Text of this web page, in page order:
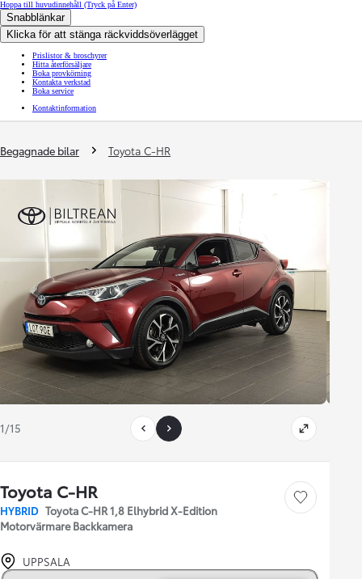
Hoppa till huvudinnehåll (Tryck på Enter)
Snabblänkar
Klicka för att stänga räckviddsöverlägget
Prislistor & broschyrer
Hitta återförsäljare
Boka provkörning
Kontakta verkstad
Boka service
Kontaktinformation
Begagnade bilar Toyota C-HR
1/15
Toyota C-HR
HYBRID Toyota C-HR 1,8 Elhybrid X-Edition
Motorvärmare Backkamera
Save car
UPPSALA